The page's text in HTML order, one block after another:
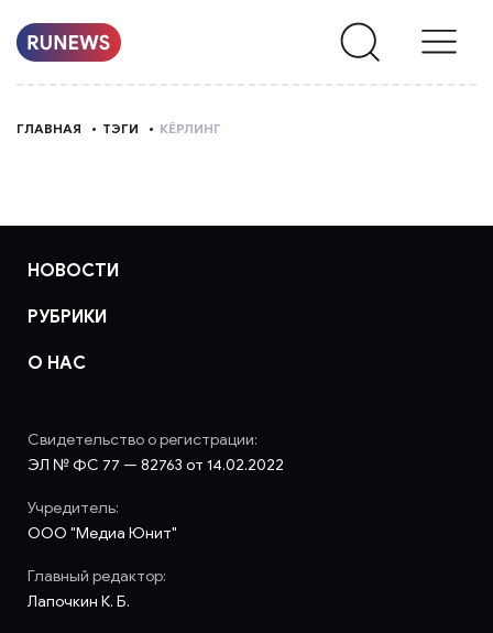
О
НАС
ГЛАВНАЯ ТЭГИ КЁРЛИНГ
НОВОСТИ
РУБРИКИ
О НАС
Свидетельство о регистрации:
ЭЛ № ФС 77 — 82763 от 14.02.2022
Учредитель:
ООО "Медиа Юнит"
Главный редактор:
Лапочкин К. Б.